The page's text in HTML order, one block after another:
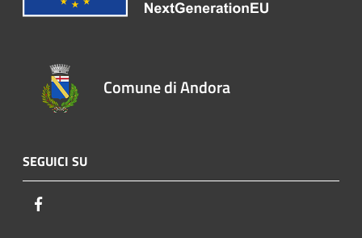
Comune di Andora
SEGUICI SU